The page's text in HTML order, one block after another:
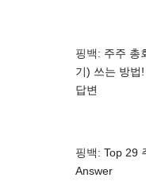
핑백: 주주 총
기) 쓰는 방법
답변
핑백: Top 29
Answer